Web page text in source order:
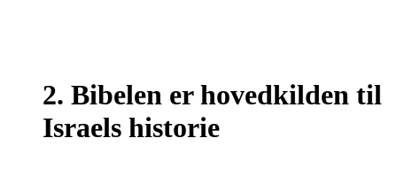
2. Bibelen er hovedkilden til
Israels historie